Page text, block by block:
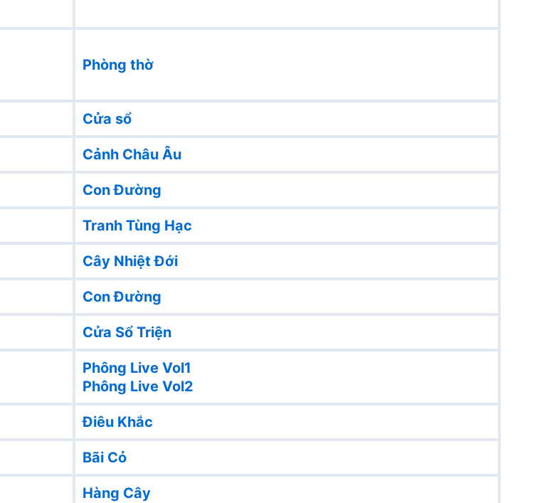
Phòng thờ
Cửa sổ
Cảnh Châu Âu
Con Đường
Tranh Tùng Hạc
Cây Nhiệt Đới
Con Đường
Cửa Sổ Triện
Phông Live Vol1
Phông Live Vol2
Điêu Khắc
Bãi Cỏ
Hàng Cây